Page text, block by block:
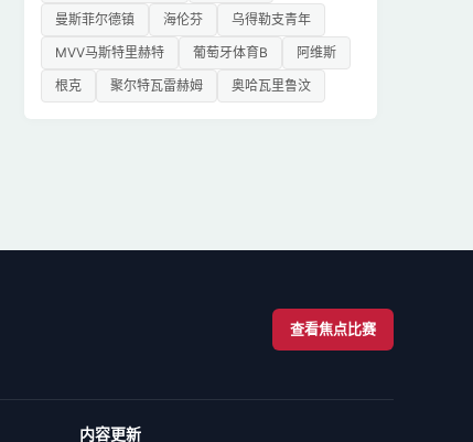
曼斯菲尔德镇
海伦芬
乌得勒支青年
MVV马斯特里赫特
葡萄牙体育B
阿维斯
根克
聚尔特瓦雷赫姆 奥哈瓦里鲁汶
查看焦点比赛
内容更新